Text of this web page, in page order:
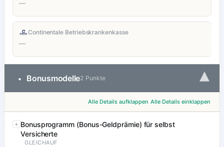
—
Continentale Betriebskrankenkasse
—
• Bonusmodelle2 Punkte ▾
Alle Details aufklappen Alle Details einklappen
Bonusprogramm (Bonus-Geldprämie) für selbst
Versicherte
GLEICHAUF